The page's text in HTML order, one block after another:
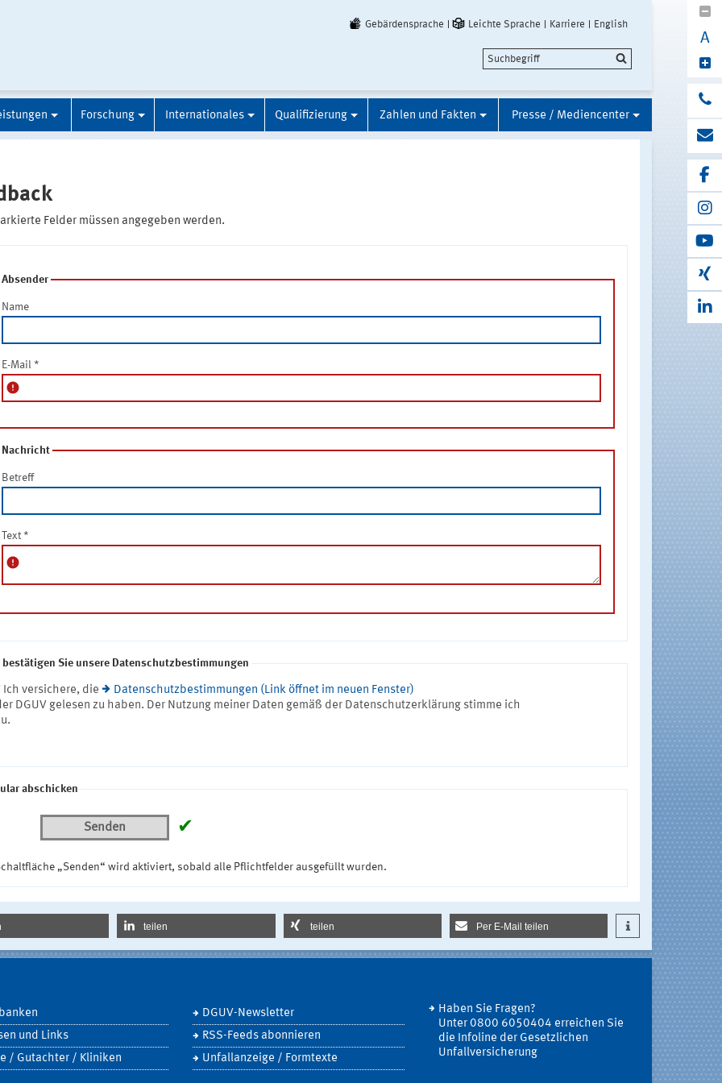
Gebärdensprache Leichte Sprache Karriere English
A
Forschung Internationales Qualifizierung Zahlen und Fakten Presse / Mediencenter
Felder müssen angegeben werden.
Absender
Name
E-Mail *
error
Nachricht
Betreff
Text *
error
Sie unsere Datenschutzbestimmungen
Ich versichere, die
Datenschutzbestimmungen (Link öffnet im neuen Fenster)
DGUV gelesen zu haben. Der Nutzung meiner Daten gemäß der Datenschutzerklärung stimme ich
abschicken
Senden ✔
„Senden“ wird aktiviert, sobald alle Pflichtfelder ausgefüllt wurden.
teilen teilen Per E-Mail teilen
und Links
/ Gutachter / Kliniken
DGUV-Newsletter
RSS-Feeds abonnieren
Unfallanzeige / Formtexte
Haben Sie Fragen?
Unter 0800 6050404 erreichen Sie
die Infoline der Gesetzlichen
Unfallversicherung